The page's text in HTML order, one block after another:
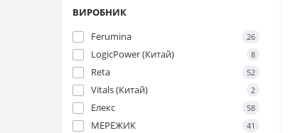
ВИРОБНИК
Ferumina
26
LogicPower (Китай) 8
Reta 52
Vitals (Китай) 2
Елекс 58
МЕРЕЖИК 41